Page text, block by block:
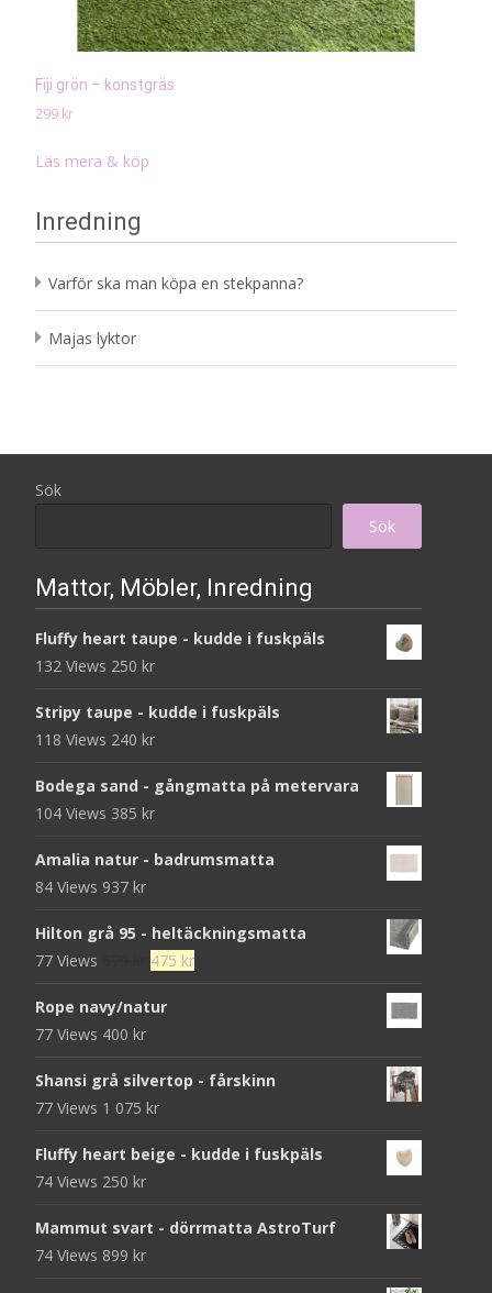
Fiji grön – konstgräs
299 kr
Läs mera & köp
Inredning
Varför ska man köpa en stekpanna?
Majas lyktor
Sök
Sök
Mattor, Möbler, Inredning
Fluffy heart taupe - kudde i fuskpäls
132 Views 250 kr
Stripy taupe - kudde i fuskpäls
118 Views 240 kr
Bodega sand - gångmatta på metervara
104 Views 385 kr
Amalia natur - badrumsmatta
84 Views 937 kr
Hilton grå 95 - heltäckningsmatta
77 Views
Det
priset
475 krDet
475 kr.
Rope navy/natur
77 Views 400 kr
Shansi grå silvertop - fårskinn
77 Views 1 075 kr
Fluffy heart beige - kudde i fuskpäls
74 Views 250 kr
Mammut svart - dörrmatta AstroTurf
74 Views 899 kr